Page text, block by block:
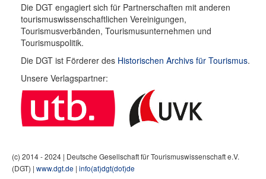
Die DGT engagiert sich für Partnerschaften mit anderen
tourismuswissenschaftlichen Vereinigungen,
Tourismusverbänden, Tourismusunternehmen und
Tourismuspolitik.
Die DGT ist Förderer des Historischen Archivs für Tourismus.
Unsere Verlagspartner:
(c) 2014 - 2024 | Deutsche Gesellschaft für Tourismuswissenschaft e.V.
(DGT) | www.dgt.de | info(at)dgt(dot)de